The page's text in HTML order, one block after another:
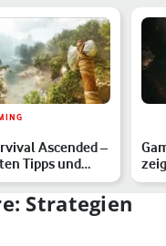
Ascended –
Tipps und
Dino-Survi…
Strategien